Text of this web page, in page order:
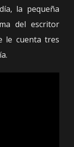
la pequeña
del escritor
le cuenta tres